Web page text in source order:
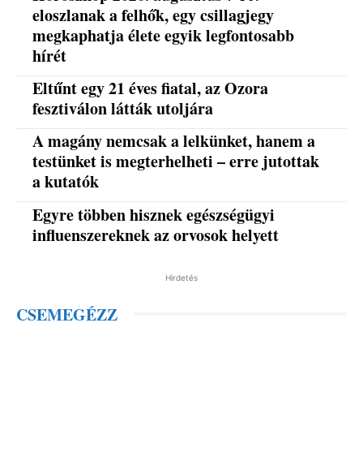
eloszlanak a felhők, egy csillagjegy
megkaphatja élete egyik legfontosabb
hírét
Eltűnt egy 21 éves fiatal, az Ozora
fesztiválon látták utoljára
A magány nemcsak a lelkünket, hanem a
testünket is megterhelheti – erre jutottak
a kutatók
Egyre többen hisznek egészségügyi
influenszereknek az orvosok helyett
Hirdetés
CSEMEGÉZZ